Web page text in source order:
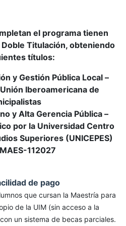
el programa tienen
Titulación, obteniendo
títulos:
y Gestión Pública Local –
Iberoamericana de
y Alta Gerencia Pública –
por la Universidad Centro
Superiores (UNICEPES)
112027
de pago
que cursan la Maestría para
de la UIM (sin acceso a la
un sistema de becas parciales.